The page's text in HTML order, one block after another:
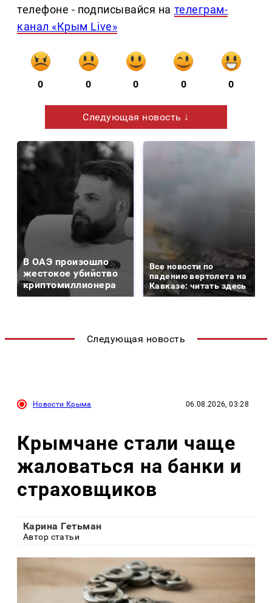
телефоне - подписывайся на телеграм-
канал «Крым Live»
0 0 0 0 0
Следующая новость ↓
В ОАЭ произошло
жестокое убийство
криптомиллионера
Все новости по
падению вертолета на
Кавказе: читать здесь
Следующая новость
Новости Крыма 06.08.2026, 03:28
Крымчане стали чаще
жаловаться на банки и
страховщиков
Карина Гетьман
Автор статьи